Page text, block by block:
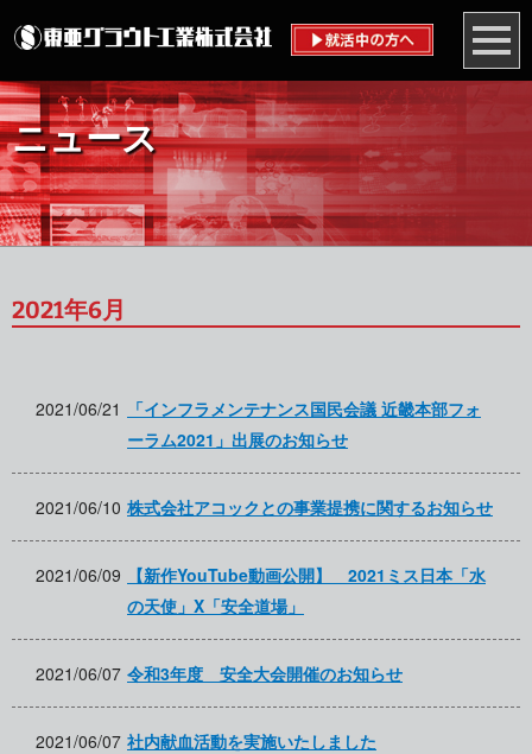
ニュース
2021年6月
2021/06/21
「インフラメンテナンス国民会議 近畿本部フォ
ーラム2021」出展のお知らせ
2021/06/10 株式会社アコックとの事業提携に関するお知らせ
2021/06/09
【新作YouTube動画公開】 2021ミス日本「水
の天使」X「安全道場」
2021/06/07 令和3年度 安全大会開催のお知らせ
2021/06/07 社内献血活動を実施いたしました